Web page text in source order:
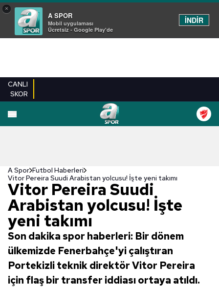
×
A SPOR
Mobil uygulaması
Ücretsiz - Google Play'de
İNDİR
CANLI
SKOR
A Spor Futbol Haberleri
Vitor Pereira Suudi Arabistan yolcusu! İşte yeni takımı
Vitor Pereira Suudi
Arabistan yolcusu! İşte
yeni takımı
Son dakika spor haberleri: Bir dönem
ülkemizde Fenerbahçe'yi çalıştıran
Portekizli teknik direktör Vitor Pereira
için flaş bir transfer iddiası ortaya atıldı.